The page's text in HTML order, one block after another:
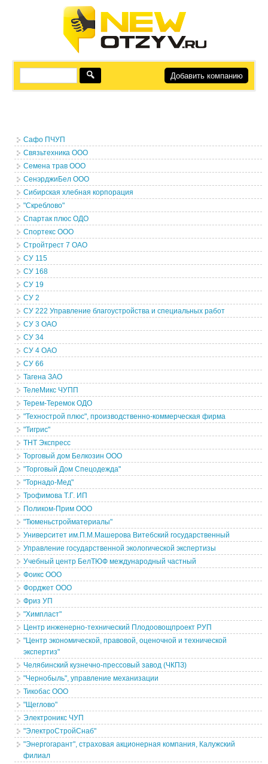
Добавить компанию
Сафо ПЧУП
Связьтехника ООО
Семена трав ООО
СенэрджиБел ООО
Сибирская хлебная корпорация
"Скреблово"
Спартак плюс ОДО
Спортекс ООО
Стройтрест 7 ОАО
СУ 115
СУ 168
СУ 19
СУ 2
СУ 222 Управление благоустройства и специальных работ
СУ 3 ОАО
СУ 34
СУ 4 ОАО
СУ 66
Тагена ЗАО
ТелеМикс ЧУПП
Терем-Теремок ОДО
"Технострой плюс", производственно-коммерческая фирма
"Тигрис"
ТНТ Экспресс
Торговый дом Белкозин ООО
"Торговый Дом Спецодежда"
"Торнадо-Мед"
Трофимова Т.Г. ИП
Поликом-Прим ООО
"Тюменьстройматериалы"
Университет им.П.М.Машерова Витебский государственный
Управление государственной экологической экспертизы
Учебный центр БелТЮФ международный частный
Фоикс ООО
Форджет ООО
Фриз УП
"Химпласт"
Центр инженерно-технический Плодоовощпроект РУП
"Центр экономической, правовой, оценочной и технической
экспертиз"
Челябинский кузнечно-прессовый завод (ЧКПЗ)
"Чернобыль", управление механизации
Тикобас ООО
"Щеглово"
Электроникс ЧУП
"ЭлектроСтройСнаб"
"Энергогарант", страховая акционерная компания, Калужский
филиал